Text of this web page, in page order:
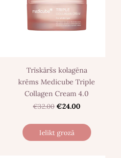
Trīskāršs kolagēna
krēms Medicube Triple
Collagen Cream 4.0
€32.00 €24.00
Ielikt grozā